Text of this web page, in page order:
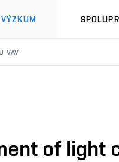
VAV
of light